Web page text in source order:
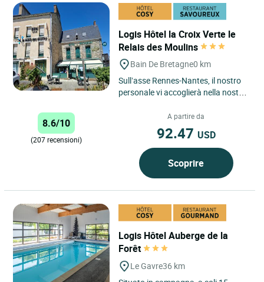
Logis Hôtel la Croix Verte le
Relais des Moulins
Bain De Bretagne0 km
Sull’asse Rennes-Nantes, il nostro
personale vi accoglierà nella nostra
8.6/10
(207 recensioni)
A partire da
92.47 USD
Scoprire
Logis Hôtel Auberge de la
Forêt
Le Gavre36 km